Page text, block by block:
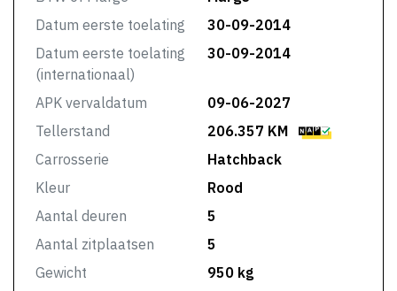
Datum eerste toelating
30-09-2014
Datum eerste toelating
(internationaal)
30-09-2014
APK vervaldatum
09-06-2027
Tellerstand
206.357 KM
Carrosserie
Hatchback
Kleur
Rood
Aantal deuren
5
Aantal zitplaatsen
5
Gewicht
950 kg